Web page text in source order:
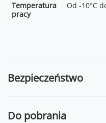
Temperatura
pracy
Od -10°C
Bezpieczeństwo
Do pobrania